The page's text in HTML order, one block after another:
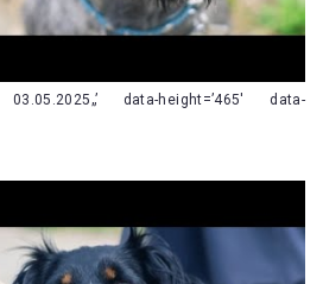
data-height=’465′ data-